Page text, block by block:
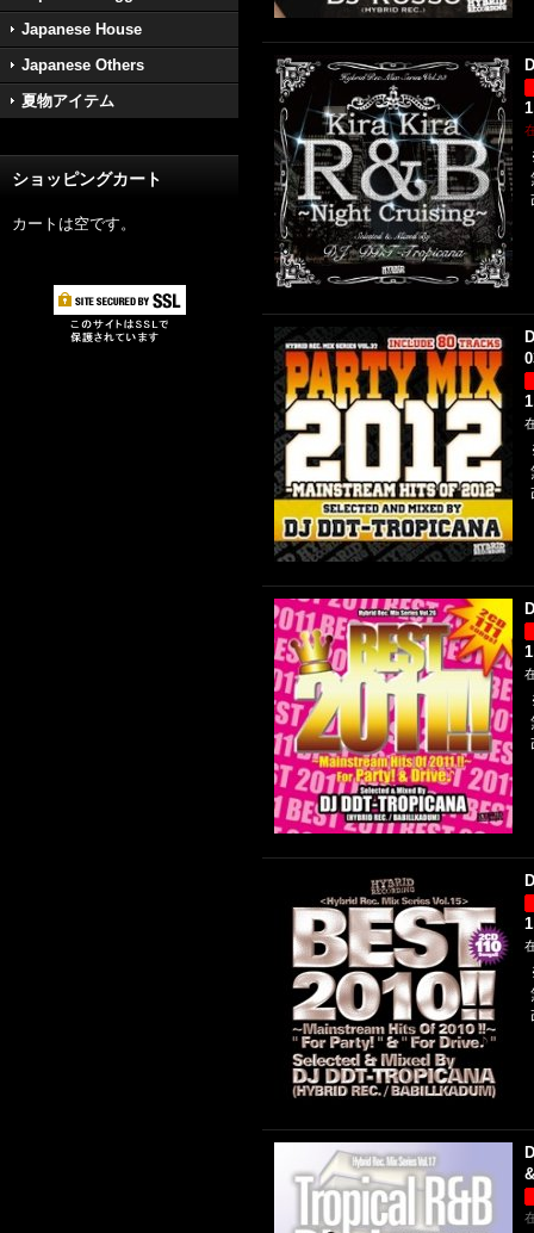
Japanese House
Japanese Others
夏物アイテム
ショッピングカート
カートは空です。